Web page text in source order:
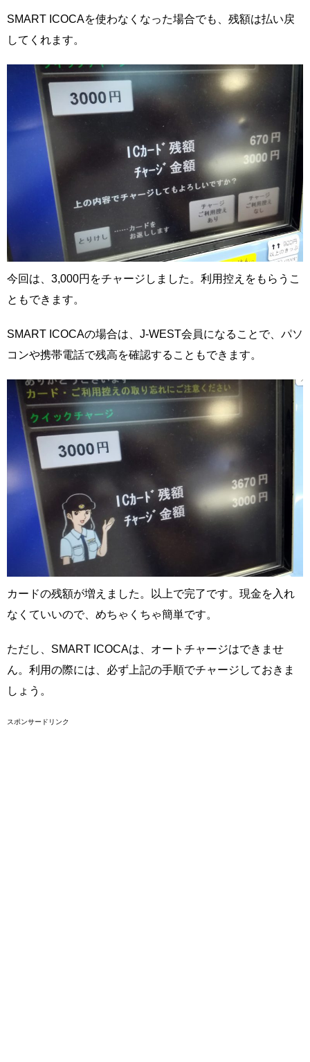
SMART ICOCAを使わなくなった場合でも、残額は払い戻
してくれます。
今回は、3,000円をチャージしました。利用控えをもらうこ
ともできます。
SMART ICOCAの場合は、J-WEST会員になることで、パソ
コンや携帯電話で残高を確認することもできます。
カードの残額が増えました。以上で完了です。現金を入れ
なくていいので、めちゃくちゃ簡単です。
ただし、SMART ICOCAは、オートチャージはできませ
ん。利用の際には、必ず上記の手順でチャージしておきま
しょう。
スポンサードリンク